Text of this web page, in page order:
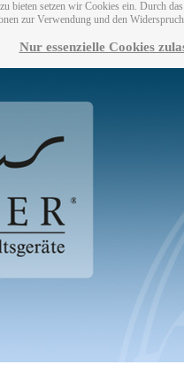
bieten setzen wir Cookies ein. Durch
zur Verwendung und den
Nur essenzielle Cookies